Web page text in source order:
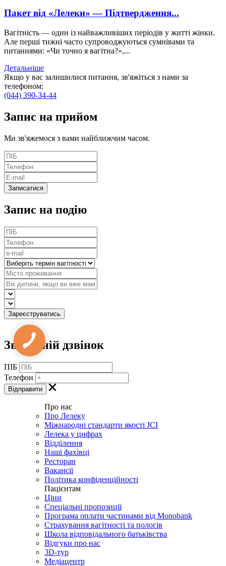
Пакет від «Лелеки» — Підтвердження...
Вагітність — один із найважливіших періодів у житті жінки.
Але перші тижні часто супроводжуються сумнівами та
питаннями: «Чи точно я вагітна?»,...
Детальніше
Якщо у вас залишилися питання, зв'яжіться з нами за
телефоном:
(044) 390-34-44
Запис на прийом
Ми зв'яжемося з вами найближчим часом.
Запис на подію
Зворотній дзвінок
ПІБ
Телефон
Про нас
Про Лелеку
Міжнародні стандарти якості JCI
Лелека у цифрах
Відділення
Наші фахівці
Ресторан
Вакансії
Політика конфіденційності
Пацієнтам
Ціни
Спеціальні пропозиції
Програма оплати частинами від Monobank
Страхування вагітності та пологів
Школа відповідального батьківства
Відгуки про нас
3D-тур
Медіацентр